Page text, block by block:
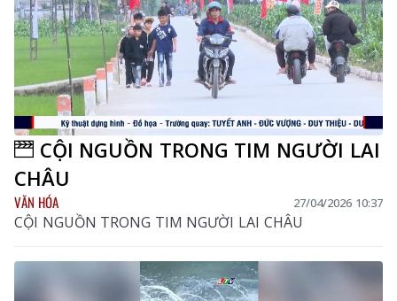
CỘI NGUỒN TRONG TIM NGƯỜI LAI
CHÂU
VĂN HÓA 27/04/2026 10:37
CỘI NGUỒN TRONG TIM NGƯỜI LAI CHÂU